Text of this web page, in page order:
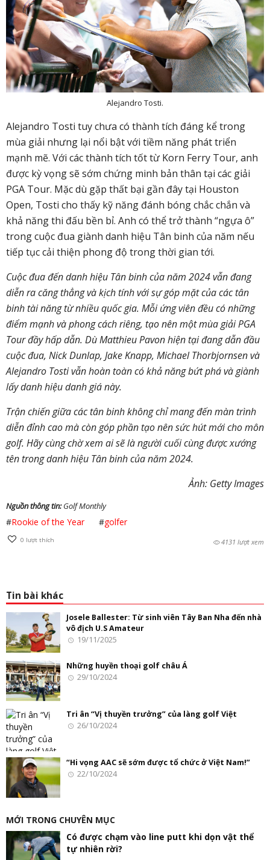
Alejandro Tosti.
Alejandro Tosti tuy chưa có thành tích đáng kể trong
mùa giải nhưng lại nổi bật với tiềm năng phát triển
mạnh mẽ. Với các thành tích tốt từ Korn Ferry Tour, anh
được kỳ vọng sẽ sớm chứng minh bản thân tại các giải
PGA Tour. Mặc dù gặp thất bại gần đây tại Houston
Open, Tosti cho thấy kỹ năng đánh bóng chắc chắn và
khả năng thi đấu bền bỉ. Anh có thể trở thành “ngựa ô”
trong cuộc đua giành danh hiệu Tân binh của năm nếu
tiếp tục cải thiện phong độ trong thời gian tới.
Cuộc đua đến danh hiệu Tân binh của năm 2024 vẫn đang
diễn ra căng thẳng và kịch tính với sự góp mặt của các tân
binh tài năng từ nhiều quốc gia. Mỗi ứng viên đều có những
điểm mạnh và phong cách riêng, tạo nên một mùa giải PGA
Tour đầy hấp dẫn. Dù Matthieu Pavon hiện tại đang dẫn đầu
cuộc đua, Nick Dunlap, Jake Knapp, Michael Thorbjornsen và
Alejandro Tosti vẫn hoàn toàn có khả năng bứt phá và giành
lấy danh hiệu danh giá này.
Trận chiến giữa các tân binh không chỉ mang đến màn trình
diễn đỉnh cao mà còn góp phần tạo nên sức hút mới cho môn
golf. Hãy cùng chờ xem ai sẽ là người cuối cùng được xướng
tên trong danh hiệu Tân binh của năm 2024.
Ảnh: Getty Images
Nguồn thông tin:Golf Monthly
#Rookie of the Year #golfer
0 lượt thích 4131 lượt xem
Tin bài khác
Josele Ballester: Từ sinh viên Tây Ban Nha đến nhà
vô địch U.S Amateur
19/11/2025
Những huyền thoại golf châu Á
29/10/2024
Tri ân “Vị thuyền trưởng” của làng golf Việt
26/10/2024
“Hi vọng AAC sẽ sớm được tổ chức ở Việt Nam!”
22/10/2024
MỚI TRONG CHUYÊN MỤC
Có được chạm vào line putt khi dọn vật thể
tự nhiên rời?